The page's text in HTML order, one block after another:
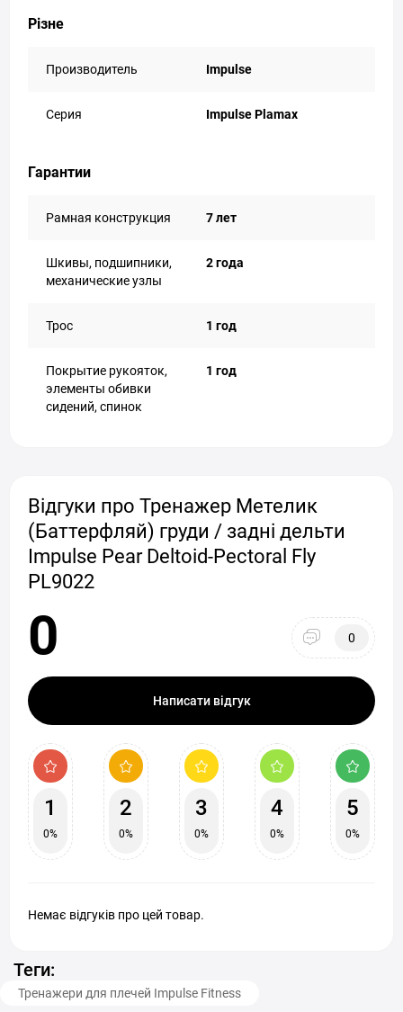
Різне
Производитель Impulse
Серия Impulse Plamax
Гарантии
Рамная конструкция 7 лет
Шкивы, подшипники,
механические узлы
2 года
Трос 1 год
Покрытие рукояток,
элементы обивки
сидений, спинок
1 год
Відгуки про Тренажер Метелик
(Баттерфляй) груди / задні дельти
Impulse Pear Deltoid-Pectoral Fly
PL9022
0 0
Написати відгук
1
0%
2
0%
3
0%
4
0%
5
0%
Немає відгуків про цей товар.
Теги:
Тренажери для плечей Impulse Fitness